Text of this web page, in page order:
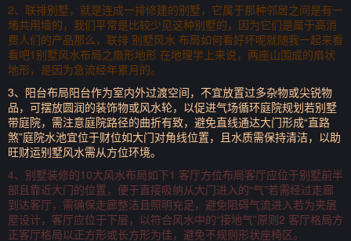
2、联排别墅，就是连成一排修建的别墅，它属于那种邻居之间是有一
堵共用墙的，我们平常是比较少见这种别墅的，因为它们是属于高消
费人们的产品那么，联排 别墅风水 布局如何看好坏呢就随我一起来看
看吧1别墅风水布局之扇形地形 在地理学上来说，两座山围成的扇状
地形，是因为急流经年累月的。
3、阳台布局阳台作为室内外过渡空间，不宜放置过多杂物或尖锐物
品，可摆放圆润的装饰物或风水轮，以促进气场循环庭院规划若别墅
带庭院，需注意庭院路径的曲折有致，避免直线通达大门形成“直路
煞”庭院水池宜位于财位如大门对角线位置，且水质需保持清洁，以助
旺财运别墅风水需从方位环境。
4、别墅装修的10大风水布局如下1 客厅方位布局客厅应位于别墅前半
部且靠近大门的位置，便于直接吸纳从大门进入的“气”若需经过走廊
到达客厅，需确保走廊整洁且照明充足，避免阻碍气流进入若为夹层
屋设计，客厅应位于下层，以符合风水中的“接地气”原则2 客厅格局方
正客厅格局以正方形或长方形为佳，避免不规则形状座椅区。